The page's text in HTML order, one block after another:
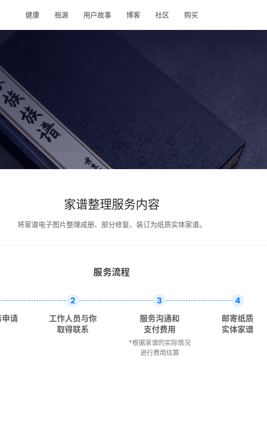
健康 祖源 用户故事 博客 社区 购买
家谱整理服务内容
将家谱电子图片整理成册、部分修复、装订为纸质实体家谱。
服务流程
申请
2
工作人员与你
取得联系
3
服务沟通和
支付费用
*根据家谱的实际情况
进行费用估算
4
邮寄纸质
实体家谱